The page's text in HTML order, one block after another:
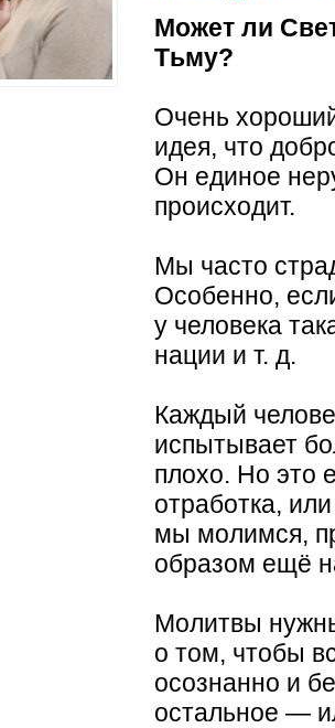
Может ли
Тьму?
Очень
идея, что
Он единое
происходит.
Мы часто
Особенно,
у человека
нации и т. д.
Каждый
испытывает
плохо. Но это
отработка,
мы молимся,
образом ещё
Молитвы
о том, чтобы
осознанно и
остальное —